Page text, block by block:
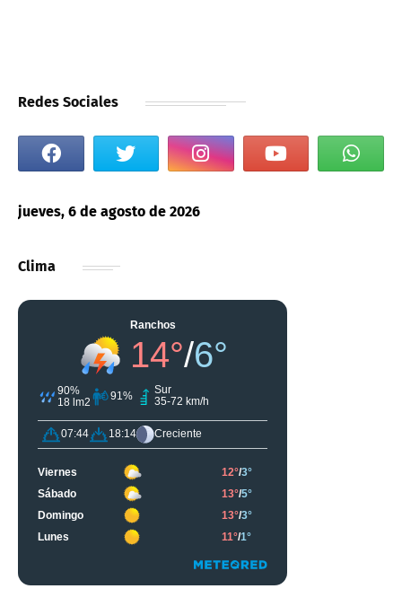
Redes Sociales
jueves, 6 de agosto de 2026
Clima